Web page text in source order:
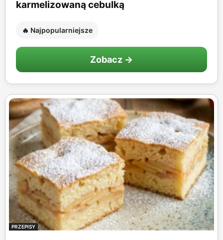
karmelizowaną cebulką
🔥 Najpopularniejsze
Zobacz →
PRZEPISY